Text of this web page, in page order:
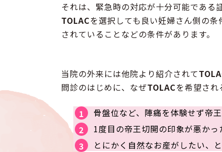
それは、緊急時の対応が十分可能である
TOLACを選択しても良い妊婦さん側の
されていることなどの条件があります。
当院の外来には他院より紹介されて
問診のはじめに、なぜTOLACを希望され
骨盤位など、陣痛を体験せず帝
1度目の帝王切開の印象が悪かっ
とにかく自然なお産がしたい、